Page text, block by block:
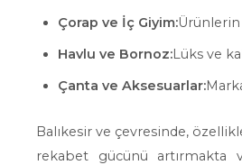
Çorap ve İç Giyim:Ürünlerin
Havlu ve Bornoz:Lüks ve
Çanta ve Aksesuarlar:
Balıkesir ve çevresinde,
rekabet gücünü artırmakta